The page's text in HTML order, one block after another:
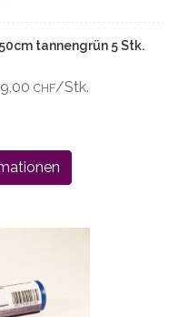
tannengrün 5 Stk.
CHF/Stk.